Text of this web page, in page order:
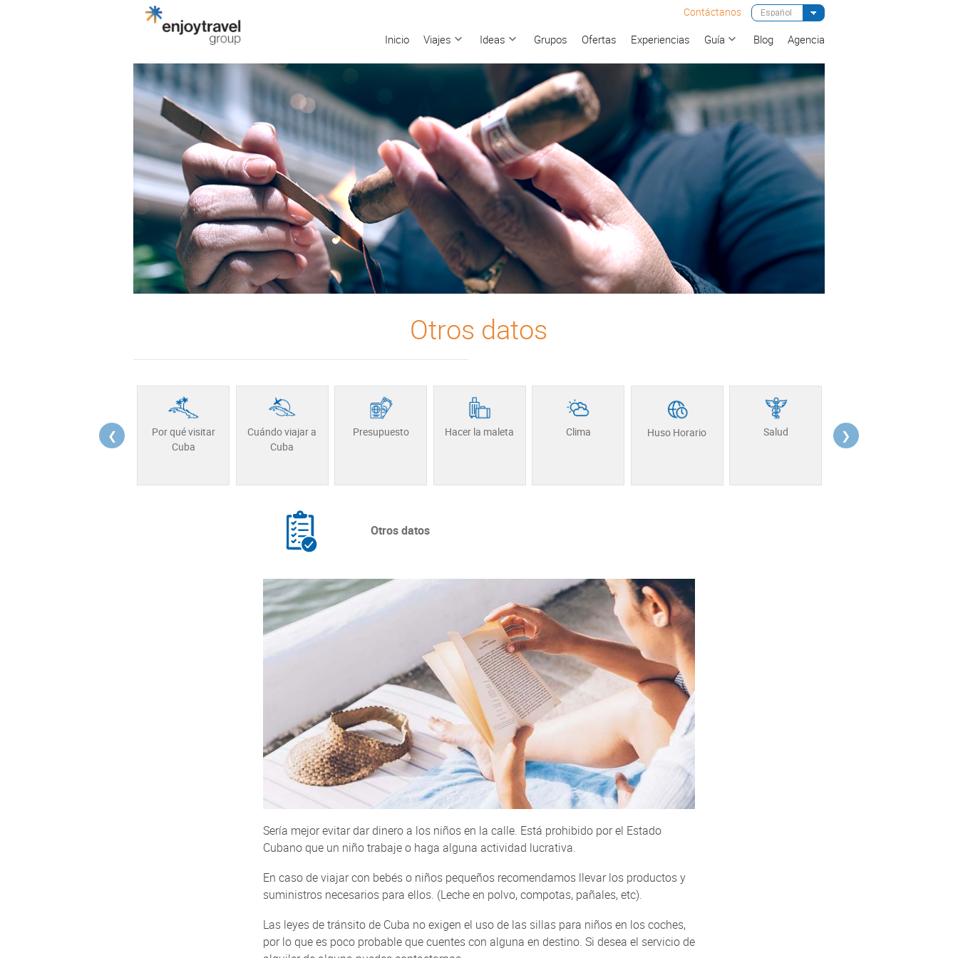
Contáctanos
Inicio Viajes Ideas Grupos Ofertas Experiencias Guía Blog Agencia
Otros datos
Por qué visitar
Cuba
Cuándo viajar a
Cuba
Presupuesto Hacer la maleta Clima Huso Horario Salud Seguridad
❮ ❯
Otros datos
Sería mejor evitar dar dinero a los niños en la calle. Está prohibido por el Estado
Cubano que un niño trabaje o haga alguna actividad lucrativa.
En caso de viajar con bebés o niños pequeños recomendamos llevar los productos y
suministros necesarios para ellos. (Leche en polvo, compotas, pañales, etc).
Las leyes de tránsito de Cuba no exigen el uso de las sillas para niños en los coches,
por lo que es poco probable que cuentes con alguna en destino. Si desea el servicio de